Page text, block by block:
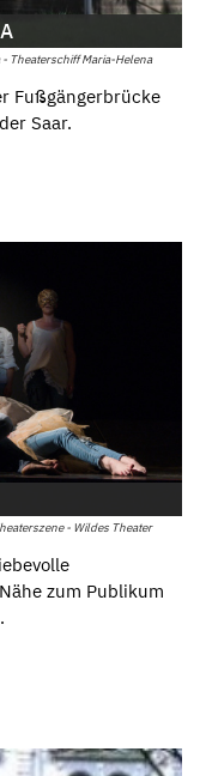
Theaterschiff Maria-Helena
Fußgängerbrücke
Saar.
- Wildes Theater
zum Publikum